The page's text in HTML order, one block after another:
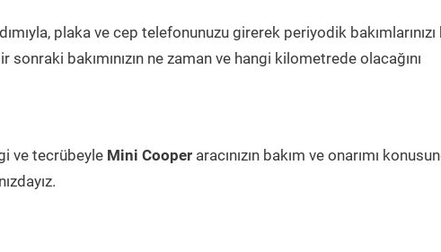
plaka ve cep telefonunuzu girerek periyodik bakımlarınızı
bakımınızın ne zaman ve hangi kilometrede olacağını
ve tecrübeyle Mini Cooper aracınızın bakım ve onarımı